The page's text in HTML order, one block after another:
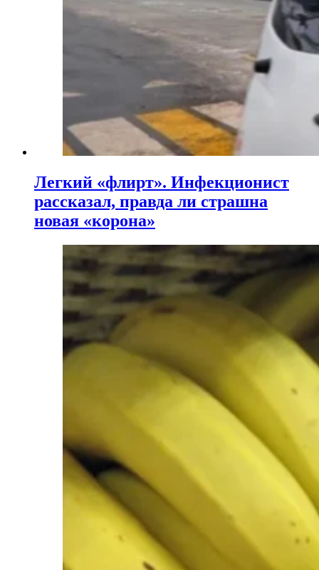
Легкий «флирт». Инфекционист
рассказал, правда ли страшна
новая «корона»